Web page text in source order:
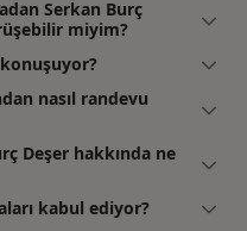
Serkan Burç
miyim?
nasıl randevu
Deşer hakkında ne
kabul ediyor?